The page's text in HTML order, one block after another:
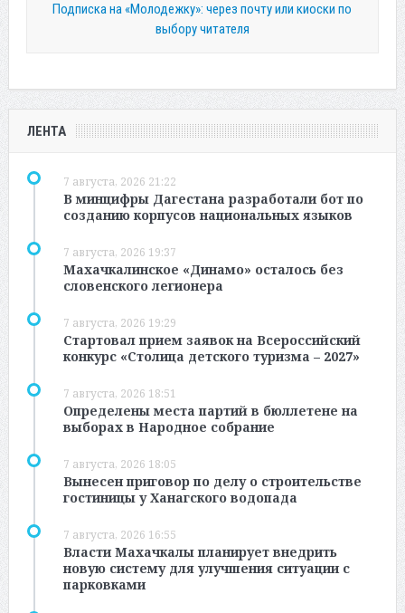
Подписка на «Молодежку»: через почту или киоски по
выбору читателя
ЛЕНТА
7 августа, 2026 21:22
В минцифры Дагестана разработали бот по
созданию корпусов национальных языков
7 августа, 2026 19:37
Махачкалинское «Динамо» осталось без
словенского легионера
7 августа, 2026 19:29
Стартовал прием заявок на Всероссийский
конкурс «Столица детского туризма – 2027»
7 августа, 2026 18:51
Определены места партий в бюллетене на
выборах в Народное собрание
7 августа, 2026 18:05
Вынесен приговор по делу о строительстве
гостиницы у Ханагского водопада
7 августа, 2026 16:55
Власти Махачкалы планирует внедрить
новую систему для улучшения ситуации с
парковками